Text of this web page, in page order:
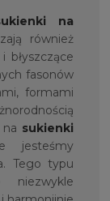
na
również
błyszczące
fasonów
formami
sukienki
jesteśmy
Tego typu
niezwykle